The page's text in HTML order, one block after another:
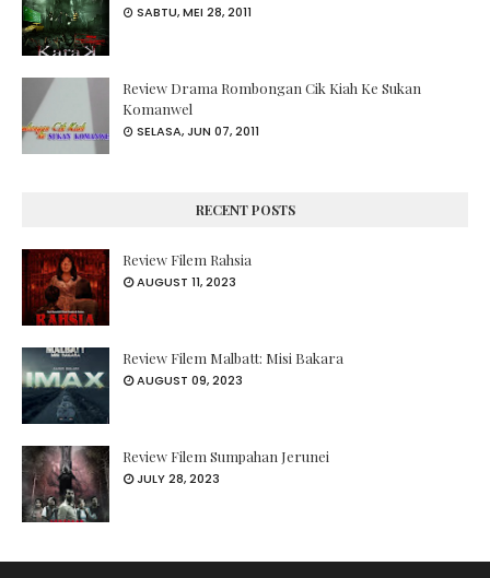
SABTU, MEI 28, 2011
Review Drama Rombongan Cik Kiah Ke Sukan
Komanwel
SELASA, JUN 07, 2011
RECENT POSTS
Review Filem Rahsia
AUGUST 11, 2023
Review Filem Malbatt: Misi Bakara
AUGUST 09, 2023
Review Filem Sumpahan Jerunei
JULY 28, 2023